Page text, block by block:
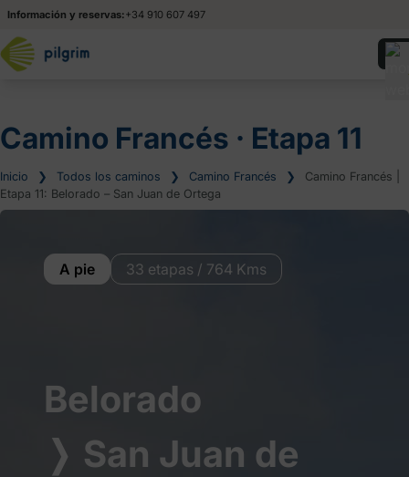
Información y reservas:+34 910 607 497
Camino Francés ‧ Etapa 11
Inicio ❯ Todos los caminos ❯ Camino Francés ❯
Camino Francés |
Etapa 11: Belorado – San Juan de Ortega
A pie 33 etapas / 764 Kms
Belorado
❭ San Juan de